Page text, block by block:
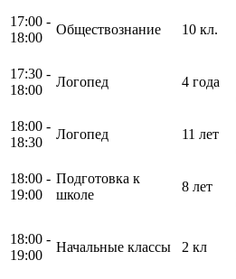
17:00 -
18:00
Обществознание 10 кл.
17:30 -
18:00
Логопед 4 года
18:00 -
18:30
Логопед 11 лет
18:00 -
19:00
Подготовка к
школе
8 лет
18:00 -
19:00
Начальные классы 2 кл